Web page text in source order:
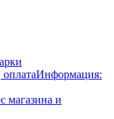
Информация:
магазина и